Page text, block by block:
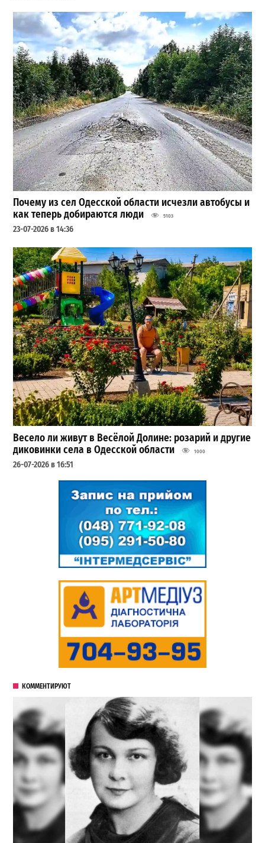
Почему из сел Одесской области исчезли автобусы и
как теперь добираются люди
5103
23-07-2026 в 14:36
Весело ли живут в Весёлой Долине: розарий и другие
диковинки села в Одесской области
1000
26-07-2026 в 16:51
КОММЕНТИРУЮТ